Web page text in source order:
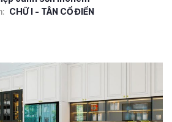
CHỮ I - TÂN CỔ ĐIỂN